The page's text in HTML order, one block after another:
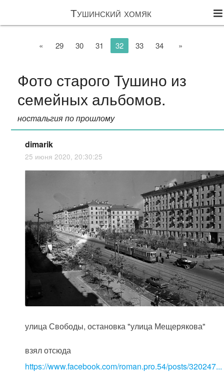
Тушинский хомяк
« 29 30 31 32 33 34 »
Фото старого Тушино из
семейных альбомов.
ностальгия по прошлому
dimarik
25 июня 2020, 20:30:25
улица Свободы, остановка "улица Мещерякова"
взял отсюда
https://www.facebook.com/roman.pro.54/posts/320247...